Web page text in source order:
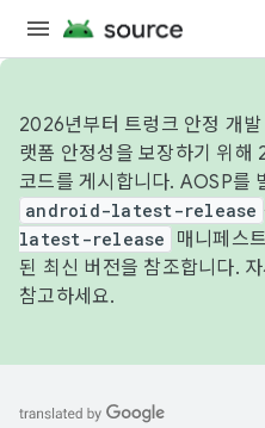
2026년부터 트렁크 안정 개
랫폼 안정성을 보장하기 위해
코드를 게시합니다. AOSP를
android-latest-release
latest-release
매니페스
된 최신 버전을 참조합니다.
참고하세요.